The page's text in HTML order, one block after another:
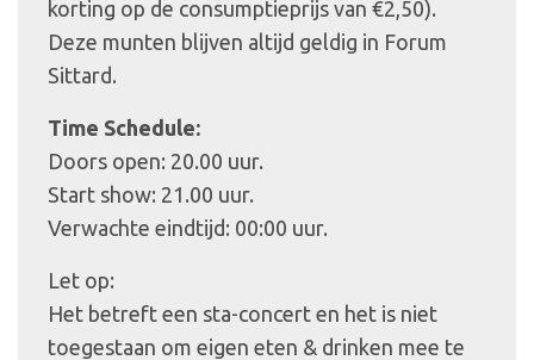
korting op de consumptieprijs van €2,50).
Deze munten blijven altijd geldig in Forum
Sittard.
Time Schedule:
Doors open: 20.00 uur.
Start show: 21.00 uur.
Verwachte eindtijd: 00:00 uur.
Let op:
Het betreft een sta-concert en het is niet
toegestaan om eigen eten & drinken mee te